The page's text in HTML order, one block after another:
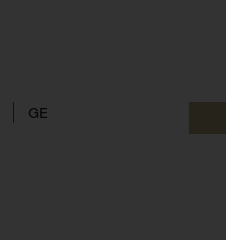
GE